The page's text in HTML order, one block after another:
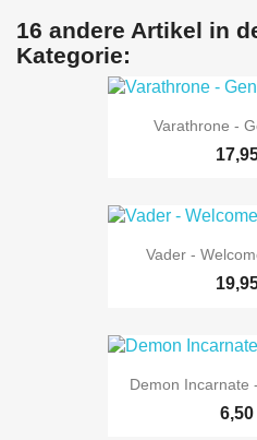
16 andere Artikel in
Kategorie:
Varathrone -
Vader -
Demon Incarnate
6,50